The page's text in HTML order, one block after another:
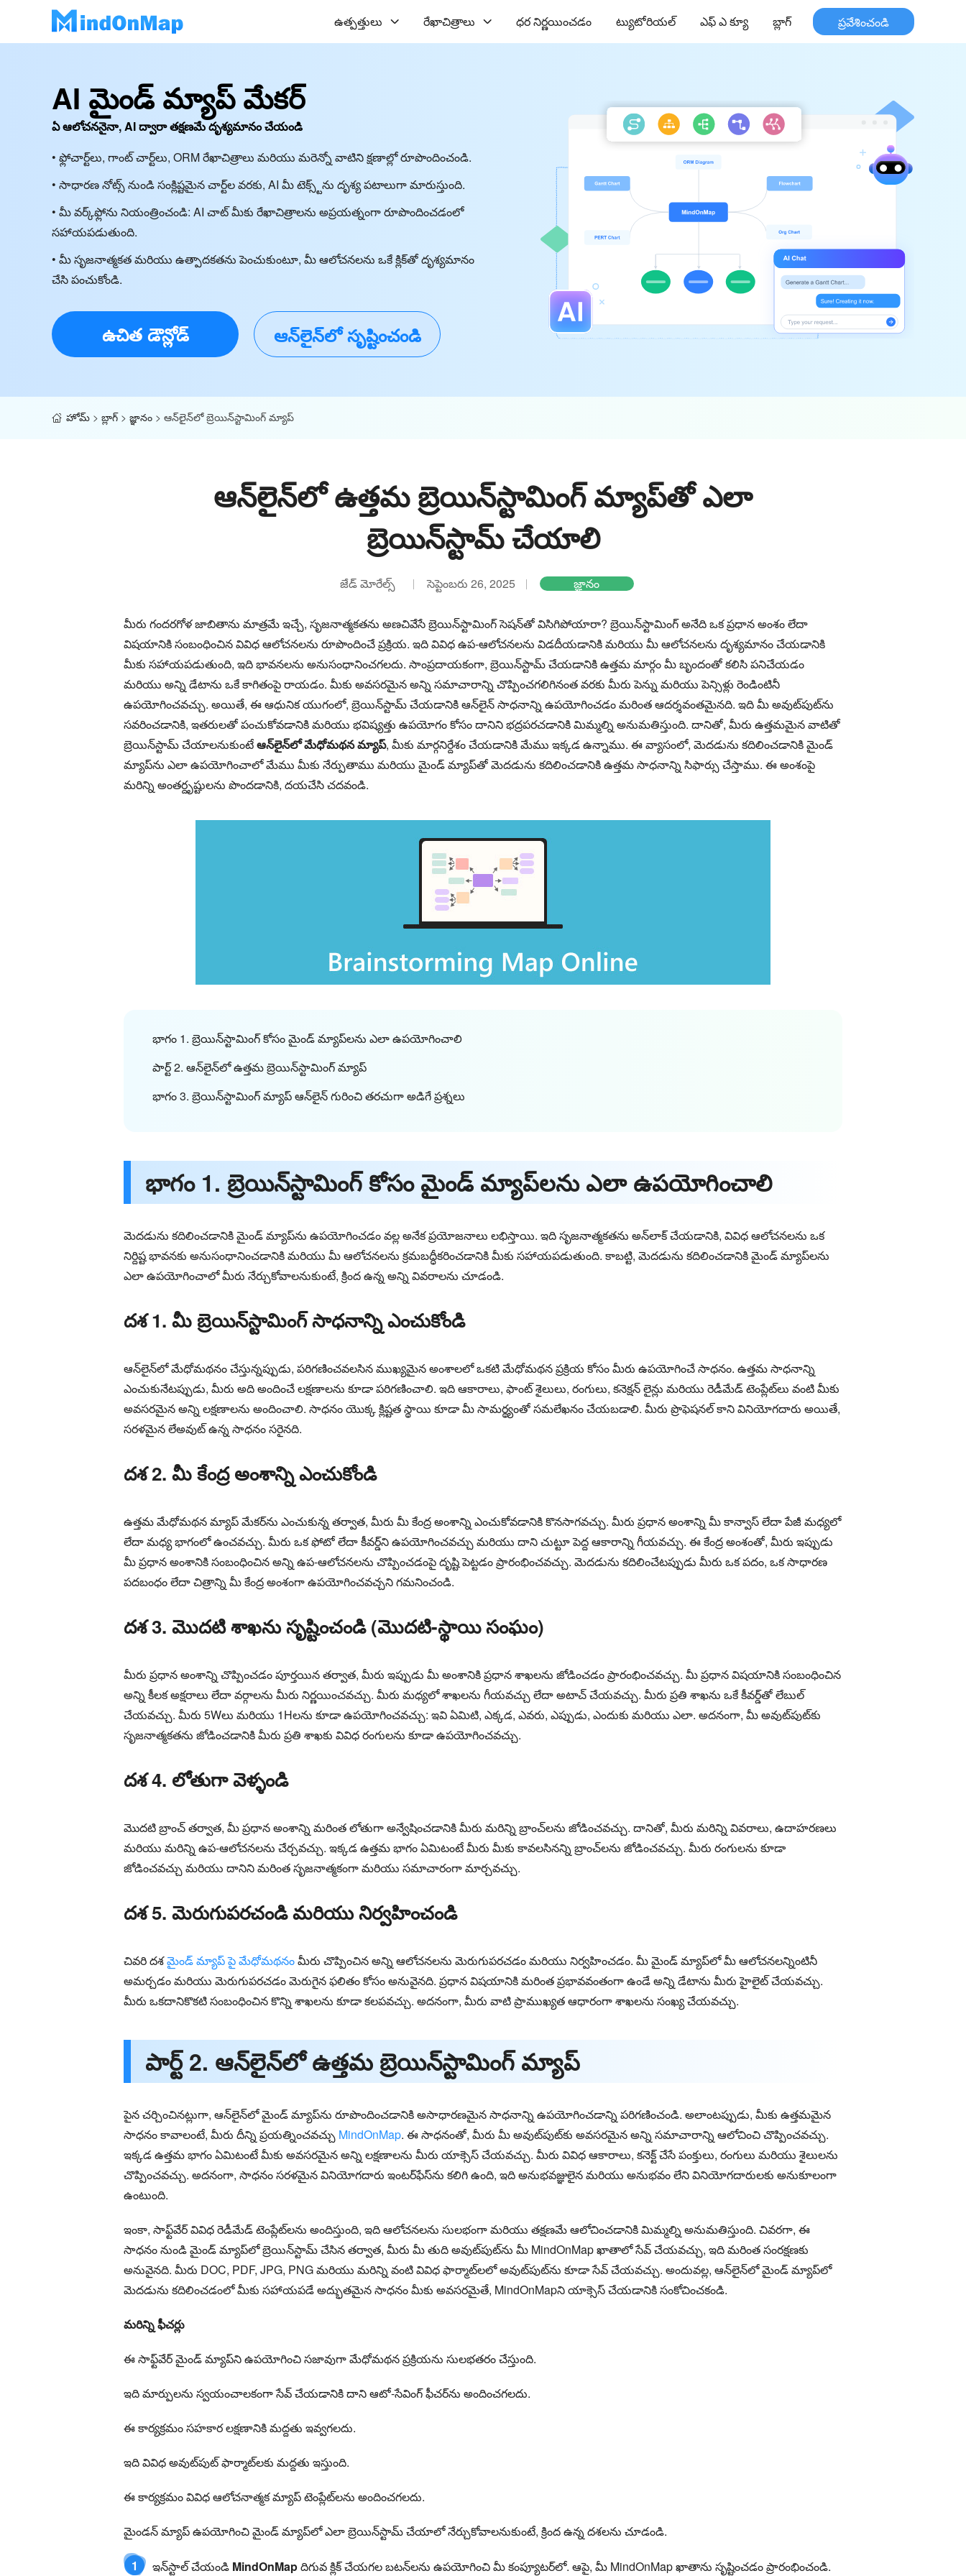
ఉత్పత్తులు రేఖాచిత్రాలు ధర నిర్ణయించడం ట్యుటోరియల్ ఎఫ్ ఎ క్యూ బ్లాగ్ ప్రవేశించండి
AI మైండ్ మ్యాప్ మేకర్
ఏ ఆలోచననైనా, AI ద్వారా తక్షణమే దృశ్యమానం చేయండి
• ఫ్లోచార్ట్‌లు, గాంట్ చార్ట్‌లు, ORM రేఖాచిత్రాలు మరియు మరెన్నో వాటిని క్షణాల్లో రూపొందించండి.
• సాధారణ నోట్స్ నుండి సంక్లిష్టమైన చార్ట్‌ల వరకు, AI మీ టెక్స్ట్‌ను దృశ్య పటాలుగా మారుస్తుంది.
• మీ వర్క్‌ఫ్లోను నియంత్రించండి: AI చాట్ మీకు రేఖాచిత్రాలను అప్రయత్నంగా రూపొందించడంలో
సహాయపడుతుంది.
• మీ సృజనాత్మకత మరియు ఉత్పాదకతను పెంచుకుంటూ, మీ ఆలోచనలను ఒకే క్లిక్‌తో దృశ్యమానం
చేసి పంచుకోండి.
ఉచిత డౌన్లోడ్ ఆన్‌లైన్‌లో సృష్టించండి
హోమ్ > బ్లాగ్> జ్ఞానం > ఆన్‌లైన్‌లో బ్రెయిన్‌స్టామింగ్ మ్యాప్
ఆన్‌లైన్‌లో ఉత్తమ బ్రెయిన్‌స్టామింగ్ మ్యాప్‌తో ఎలా
బ్రెయిన్‌స్టామ్ చేయాలి
జేడ్ మోరేల్స్ సెప్టెంబరు 26, 2025 జ్ఞానం
మీరు గందరగోళ జాబితాను మాత్రమే ఇచ్చే, సృజనాత్మకతను అణచివేసే బ్రెయిన్‌స్టామింగ్ సెషన్‌తో విసిగిపోయారా? బ్రెయిన్‌స్టామింగ్ అనేది ఒక ప్రధాన అంశం లేదా
విషయానికి సంబంధించిన వివిధ ఆలోచనలను రూపొందించే ప్రక్రియ. ఇది వివిధ ఉప-ఆలోచనలను విడదీయడానికి మరియు మీ ఆలోచనలను దృశ్యమానం చేయడానికి
మీకు సహాయపడుతుంది, ఇది భావనలను అనుసంధానించగలదు. సాంప్రదాయకంగా, బ్రెయిన్‌స్టామ్ చేయడానికి ఉత్తమ మార్గం మీ బృందంతో కలిసి పనిచేయడం
మరియు అన్ని డేటాను ఒకే కాగితంపై రాయడం. మీకు అవసరమైన అన్ని సమాచారాన్ని చొప్పించగలిగినంత వరకు మీరు పెన్ను మరియు పెన్సిళ్లు రెండింటినీ
ఉపయోగించవచ్చు. అయితే, ఈ ఆధునిక యుగంలో, బ్రెయిన్‌స్టామ్ చేయడానికి ఆన్‌లైన్ సాధనాన్ని ఉపయోగించడం మరింత ఆదర్శవంతమైనది. ఇది మీ అవుట్‌పుట్‌ను
సవరించడానికి, ఇతరులతో పంచుకోవడానికి మరియు భవిష్యత్తు ఉపయోగం కోసం దానిని భద్రపరచడానికి మిమ్మల్ని అనుమతిస్తుంది. దానితో, మీరు ఉత్తమమైన వాటితో
బ్రెయిన్‌స్టామ్ చేయాలనుకుంటేఆన్‌లైన్‌లో మేధోమథన మ్యాప్, మీకు మార్గనిర్దేశం చేయడానికి మేము ఇక్కడ ఉన్నాము. ఈ వ్యాసంలో, మెదడును కదిలించడానికి మైండ్
మ్యాప్‌ను ఎలా ఉపయోగించాలో మేము మీకు నేర్పుతాము మరియు మైండ్ మ్యాప్‌తో మెదడును కదిలించడానికి ఉత్తమ సాధనాన్ని సిఫార్సు చేస్తాము. ఈ అంశంపై
మరిన్ని అంతర్దృష్టులను పొందడానికి, దయచేసి చదవండి.
భాగం 1. బ్రెయిన్‌స్టామింగ్ కోసం మైండ్ మ్యాప్‌లను ఎలా ఉపయోగించాలి
పార్ట్ 2. ఆన్‌లైన్‌లో ఉత్తమ బ్రెయిన్‌స్టామింగ్ మ్యాప్
భాగం 3. బ్రెయిన్‌స్టామింగ్ మ్యాప్ ఆన్‌లైన్ గురించి తరచుగా అడిగే ప్రశ్నలు
భాగం 1. బ్రెయిన్‌స్టామింగ్ కోసం మైండ్ మ్యాప్‌లను ఎలా ఉపయోగించాలి
మెదడును కదిలించడానికి మైండ్ మ్యాప్‌ను ఉపయోగించడం వల్ల అనేక ప్రయోజనాలు లభిస్తాయి. ఇది సృజనాత్మకతను అన్‌లాక్ చేయడానికి, వివిధ ఆలోచనలను ఒక
నిర్దిష్ట భావనకు అనుసంధానించడానికి మరియు మీ ఆలోచనలను క్రమబద్ధీకరించడానికి మీకు సహాయపడుతుంది. కాబట్టి, మెదడును కదిలించడానికి మైండ్ మ్యాప్‌లను
ఎలా ఉపయోగించాలో మీరు నేర్చుకోవాలనుకుంటే, క్రింద ఉన్న అన్ని వివరాలను చూడండి.
దశ 1. మీ బ్రెయిన్‌స్టామింగ్ సాధనాన్ని ఎంచుకోండి
ఆన్‌లైన్‌లో మేధోమథనం చేస్తున్నప్పుడు, పరిగణించవలసిన ముఖ్యమైన అంశాలలో ఒకటి మేధోమథన ప్రక్రియ కోసం మీరు ఉపయోగించే సాధనం. ఉత్తమ సాధనాన్ని
ఎంచుకునేటప్పుడు, మీరు అది అందించే లక్షణాలను కూడా పరిగణించాలి. ఇది ఆకారాలు, ఫాంట్ శైలులు, రంగులు, కనెక్షన్ లైన్లు మరియు రెడీమేడ్ టెంప్లేట్‌లు వంటి మీకు
అవసరమైన అన్ని లక్షణాలను అందించాలి. సాధనం యొక్క క్లిష్టత స్థాయి కూడా మీ సామర్థ్యంతో సమలేఖనం చేయబడాలి. మీరు ప్రొఫెషనల్ కాని వినియోగదారు అయితే,
సరళమైన లేఅవుట్ ఉన్న సాధనం సరైనది.
దశ 2. మీ కేంద్ర అంశాన్ని ఎంచుకోండి
ఉత్తమ మేధోమథన మ్యాప్ మేకర్‌ను ఎంచుకున్న తర్వాత, మీరు మీ కేంద్ర అంశాన్ని ఎంచుకోవడానికి కొనసాగవచ్చు. మీరు ప్రధాన అంశాన్ని మీ కాన్వాస్ లేదా పేజీ మధ్యలో
లేదా మధ్య భాగంలో ఉంచవచ్చు. మీరు ఒక ఫోటో లేదా కీవర్డ్‌ని ఉపయోగించవచ్చు మరియు దాని చుట్టూ పెద్ద ఆకారాన్ని గీయవచ్చు. ఈ కేంద్ర అంశంతో, మీరు ఇప్పుడు
మీ ప్రధాన అంశానికి సంబంధించిన అన్ని ఉప-ఆలోచనలను చొప్పించడంపై దృష్టి పెట్టడం ప్రారంభించవచ్చు. మెదడును కదిలించేటప్పుడు మీరు ఒక పదం, ఒక సాధారణ
పదబంధం లేదా చిత్రాన్ని మీ కేంద్ర అంశంగా ఉపయోగించవచ్చని గమనించండి.
దశ 3. మొదటి శాఖను సృష్టించండి (మొదటి-స్థాయి సంఘం)
మీరు ప్రధాన అంశాన్ని చొప్పించడం పూర్తయిన తర్వాత, మీరు ఇప్పుడు మీ అంశానికి ప్రధాన శాఖలను జోడించడం ప్రారంభించవచ్చు. మీ ప్రధాన విషయానికి సంబంధించిన
అన్ని కీలక అక్షరాలు లేదా వర్గాలను మీరు నిర్ణయించవచ్చు. మీరు మధ్యలో శాఖలను గీయవచ్చు లేదా అటాచ్ చేయవచ్చు. మీరు ప్రతి శాఖను ఒకే కీవర్డ్‌తో లేబుల్
చేయవచ్చు. మీరు 5Wలు మరియు 1Hలను కూడా ఉపయోగించవచ్చు: ఇవి ఏమిటి, ఎక్కడ, ఎవరు, ఎప్పుడు, ఎందుకు మరియు ఎలా. అదనంగా, మీ అవుట్‌పుట్‌కు
సృజనాత్మకతను జోడించడానికి మీరు ప్రతి శాఖకు వివిధ రంగులను కూడా ఉపయోగించవచ్చు.
దశ 4. లోతుగా వెళ్ళండి
మొదటి బ్రాంచ్ తర్వాత, మీ ప్రధాన అంశాన్ని మరింత లోతుగా అన్వేషించడానికి మీరు మరిన్ని బ్రాంచ్‌లను జోడించవచ్చు. దానితో, మీరు మరిన్ని వివరాలు, ఉదాహరణలు
మరియు మరిన్ని ఉప-ఆలోచనలను చేర్చవచ్చు. ఇక్కడ ఉత్తమ భాగం ఏమిటంటే మీరు మీకు కావలసినన్ని బ్రాంచ్‌లను జోడించవచ్చు. మీరు రంగులను కూడా
జోడించవచ్చు మరియు దానిని మరింత సృజనాత్మకంగా మరియు సమాచారంగా మార్చవచ్చు.
దశ 5. మెరుగుపరచండి మరియు నిర్వహించండి
చివరి దశమైండ్ మ్యాప్ పై మేధోమథనంమీరు చొప్పించిన అన్ని ఆలోచనలను మెరుగుపరచడం మరియు నిర్వహించడం. మీ మైండ్ మ్యాప్‌లో మీ ఆలోచనలన్నింటినీ
అమర్చడం మరియు మెరుగుపరచడం మెరుగైన ఫలితం కోసం అనువైనది. ప్రధాన విషయానికి మరింత ప్రభావవంతంగా ఉండే అన్ని డేటాను మీరు హైలైట్ చేయవచ్చు.
మీరు ఒకదానికొకటి సంబంధించిన కొన్ని శాఖలను కూడా కలపవచ్చు. అదనంగా, మీరు వాటి ప్రాముఖ్యత ఆధారంగా శాఖలను సంఖ్య చేయవచ్చు.
పార్ట్ 2. ఆన్‌లైన్‌లో ఉత్తమ బ్రెయిన్‌స్టామింగ్ మ్యాప్
పైన చర్చించినట్లుగా, ఆన్‌లైన్‌లో మైండ్ మ్యాప్‌ను రూపొందించడానికి అసాధారణమైన సాధనాన్ని ఉపయోగించడాన్ని పరిగణించండి. అలాంటప్పుడు, మీకు ఉత్తమమైన
సాధనం కావాలంటే, మీరు దీన్ని ప్రయత్నించవచ్చు MindOnMap. ఈ సాధనంతో, మీరు మీ అవుట్‌పుట్‌కు అవసరమైన అన్ని సమాచారాన్ని ఆలోచించి చొప్పించవచ్చు.
ఇక్కడ ఉత్తమ భాగం ఏమిటంటే మీకు అవసరమైన అన్ని లక్షణాలను మీరు యాక్సెస్ చేయవచ్చు. మీరు వివిధ ఆకారాలు, కనెక్ట్ చేసే పంక్తులు, రంగులు మరియు శైలులను
చొప్పించవచ్చు. అదనంగా, సాధనం సరళమైన వినియోగదారు ఇంటర్‌ఫేస్‌ను కలిగి ఉంది, ఇది అనుభవజ్ఞులైన మరియు అనుభవం లేని వినియోగదారులకు అనుకూలంగా
ఉంటుంది.
ఇంకా, సాఫ్ట్‌వేర్ వివిధ రెడీమేడ్ టెంప్లేట్‌లను అందిస్తుంది, ఇది ఆలోచనలను సులభంగా మరియు తక్షణమే ఆలోచించడానికి మిమ్మల్ని అనుమతిస్తుంది. చివరగా, ఈ
సాధనం నుండి మైండ్ మ్యాప్‌లో బ్రెయిన్‌స్టామ్ చేసిన తర్వాత, మీరు మీ తుది అవుట్‌పుట్‌ను మీ MindOnMap ఖాతాలో సేవ్ చేయవచ్చు, ఇది మరింత సంరక్షణకు
అనువైనది. మీరు DOC, PDF, JPG, PNG మరియు మరిన్ని వంటి వివిధ ఫార్మాట్‌లలో అవుట్‌పుట్‌ను కూడా సేవ్ చేయవచ్చు. అందువల్ల, ఆన్‌లైన్‌లో మైండ్ మ్యాప్‌లో
మెదడును కదిలించడంలో మీకు సహాయపడే అద్భుతమైన సాధనం మీకు అవసరమైతే, MindOnMapని యాక్సెస్ చేయడానికి సంకోచించకండి.
మరిన్ని ఫీచర్లు
ఈ సాఫ్ట్‌వేర్ మైండ్ మ్యాప్‌ని ఉపయోగించి సజావుగా మేధోమథన ప్రక్రియను సులభతరం చేస్తుంది.
ఇది మార్పులను స్వయంచాలకంగా సేవ్ చేయడానికి దాని ఆటో-సేవింగ్ ఫీచర్‌ను అందించగలదు.
ఈ కార్యక్రమం సహకార లక్షణానికి మద్దతు ఇవ్వగలదు.
ఇది వివిధ అవుట్‌పుట్ ఫార్మాట్‌లకు మద్దతు ఇస్తుంది.
ఈ కార్యక్రమం వివిధ ఆలోచనాత్మక మ్యాప్ టెంప్లేట్‌లను అందించగలదు.
మైండన్ మ్యాప్ ఉపయోగించి మైండ్ మ్యాప్‌లో ఎలా బ్రెయిన్‌స్టామ్ చేయాలో నేర్చుకోవాలనుకుంటే, క్రింద ఉన్న దశలను చూడండి.
1 ఇన్‌స్టాల్ చేయండి MindOnMapదిగువ క్లిక్ చేయగల బటన్‌లను ఉపయోగించి మీ కంప్యూటర్‌లో. ఆపై, మీ MindOnMap ఖాతాను సృష్టించడం ప్రారంభించండి.